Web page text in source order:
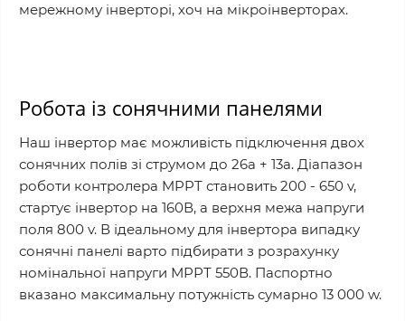
мережному інверторі, хоч на мікроінверторах.
Робота із сонячними панелями
Наш інвертор має можливість підключення двох
сонячних полів зі струмом до 26a + 13a. Діапазон
роботи контролера MPPT становить 200 - 650 v,
стартує інвертор на 160В, а верхня межа напруги
поля 800 v. В ідеальному для інвертора випадку
сонячні панелі варто підбирати з розрахунку
номінальної напруги МРРТ 550В. Паспортно
вказано максимальну потужність сумарно 13 000 w.